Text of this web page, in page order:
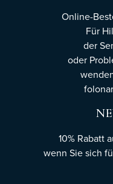
Online-
Für
der
oder
10% Rabatt
wenn Sie sich